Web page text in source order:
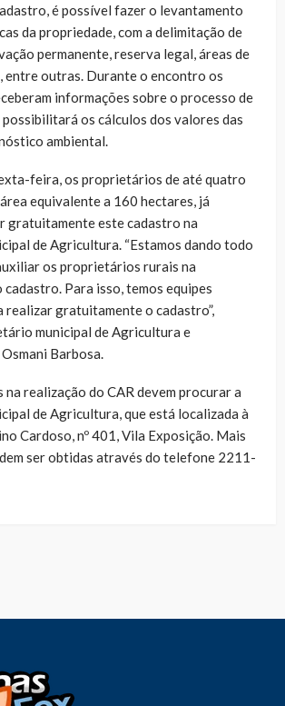
é possível fazer o levantamento
da propriedade, com a delimitação de
permanente, reserva legal, áreas de
entre outras. Durante o encontro os
informações sobre o processo de
os cálculos dos valores das
ambiental.
feira, os proprietários de até quatro
equivalente a 160 hectares, já
gratuitamente este cadastro na
de Agricultura. “Estamos dando todo
os proprietários rurais na
Para isso, temos equipes
realizar gratuitamente o cadastro”,
municipal de Agricultura e
Barbosa.
realização do CAR devem procurar a
de Agricultura, que está localizada à
Cardoso, nº 401, Vila Exposição. Mais
ser obtidas através do telefone 2211-